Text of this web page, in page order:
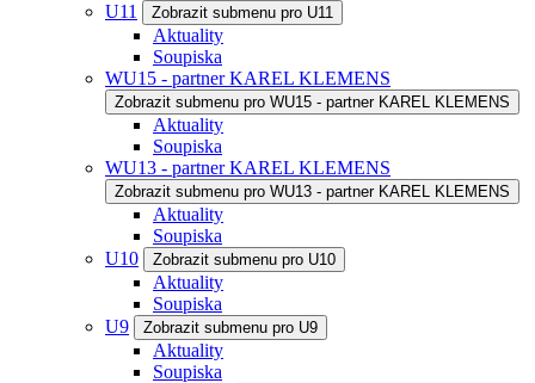
U11
Zobrazit submenu pro U11
Aktuality
Soupiska
WU15 - partner KAREL KLEMENS
Zobrazit submenu pro WU15 - partner KAREL KLEMENS
Aktuality
Soupiska
WU13 - partner KAREL KLEMENS
Zobrazit submenu pro WU13 - partner KAREL KLEMENS
Aktuality
Soupiska
U10
Zobrazit submenu pro U10
Aktuality
Soupiska
U9
Zobrazit submenu pro U9
Aktuality
Soupiska